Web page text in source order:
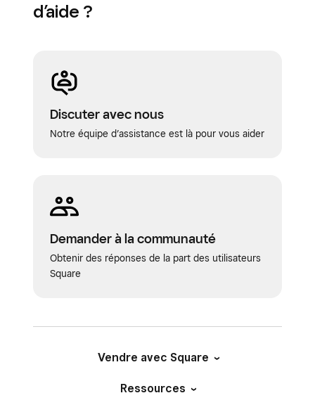
d’aide ?
Discuter avec nous
Notre équipe d’assistance est là pour vous aider
Demander à la communauté
Obtenir des réponses de la part des utilisateurs
Square
Vendre avec Square
Ressources